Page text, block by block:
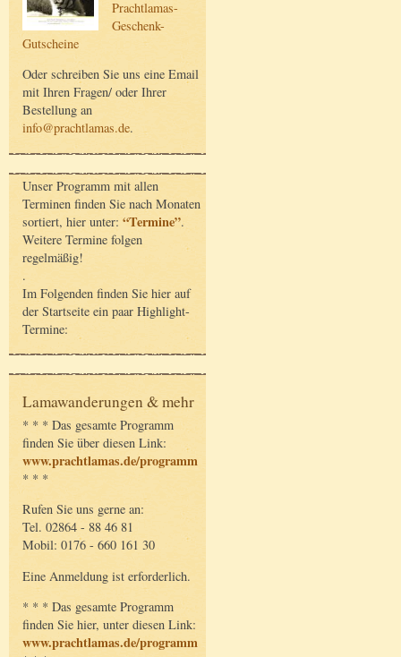
Prachtlamas-
Geschenk-
Gutscheine
Oder schreiben Sie uns eine Email
mit Ihren Fragen/ oder Ihrer
Bestellung an
info@prachtlamas.de.
Unser Programm mit allen
Terminen finden Sie nach Monaten
sortiert, hier unter: “Termine”.
Weitere Termine folgen
regelmäßig!
.
Im Folgenden finden Sie hier auf
der Startseite ein paar Highlight-
Termine:
Lamawanderungen & mehr
* * * Das gesamte Programm
finden Sie über diesen Link:
www.prachtlamas.de/programm
* * *
Rufen Sie uns gerne an:
Tel. 02864 - 88 46 81
Mobil: 0176 - 660 161 30
Eine Anmeldung ist erforderlich.
* * * Das gesamte Programm
finden Sie hier, unter diesen Link:
www.prachtlamas.de/programm